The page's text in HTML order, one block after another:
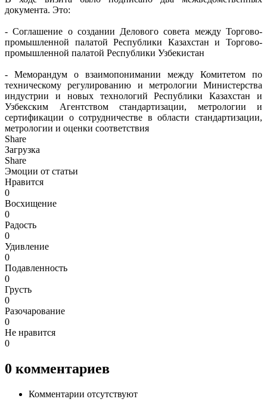
документа. Это:
- Соглашение о создании Делового совета между Торгово-
промышленной палатой Республики Казахстан и Торгово-
промышленной палатой Республики Узбекистан
- Меморандум о взаимопонимании между Комитетом по
техническому регулированию и метрологии Министерства
индустрии и новых технологий Республики Казахстан и
Узбекским Агентством стандартизации, метрологии и
сертификации о сотрудничестве в области стандартизации,
метрологии и оценки соответствия
Share
Загрузка
Share
Эмоции от статьи
Нравится
0
Восхищение
0
Радость
0
Удивление
0
Подавленность
0
Грусть
0
Разочарование
0
Не нравится
0
0 комментариев
Комментарии отсутствуют